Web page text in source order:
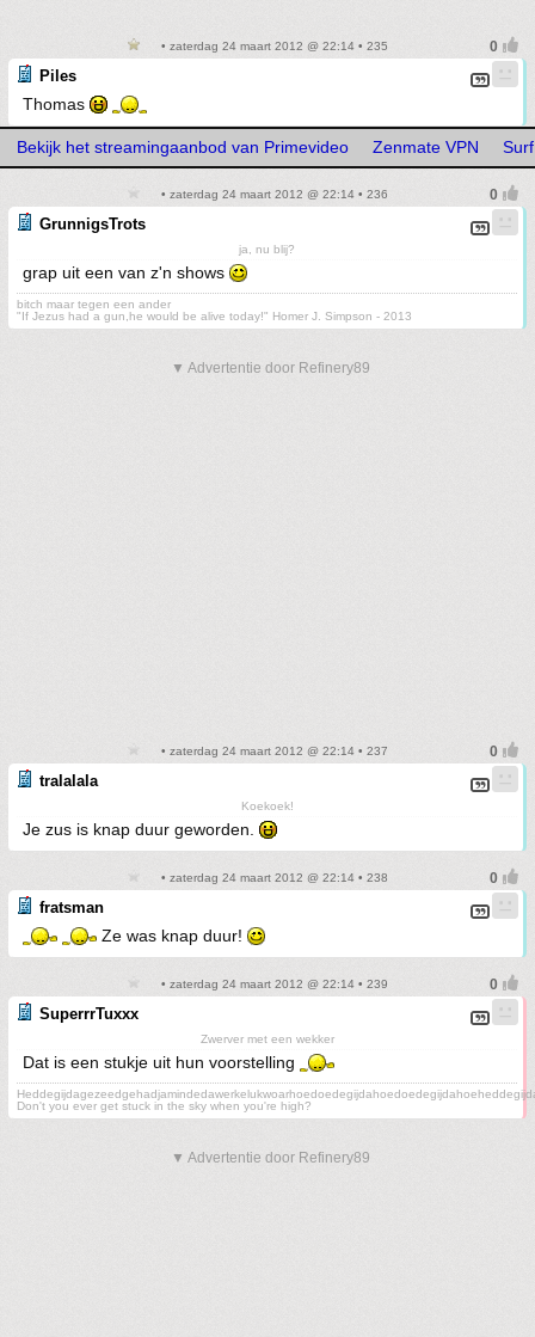
• zaterdag 24 maart 2012 @ 22:14 • 235
Piles
Thomas
Bekijk het streamingaanbod van Primevideo Zenmate VPN
• zaterdag 24 maart 2012 @ 22:14 • 236
GrunnigsTrots
ja, nu blij?
grap uit een van z'n shows
bitch maar tegen een ander
"If Jezus had a gun,he would be alive today!" Homer J. Simpson - 2013
▼ Advertentie door Refinery89
• zaterdag 24 maart 2012 @ 22:14 • 237
tralalala
Koekoek!
Je zus is knap duur geworden.
• zaterdag 24 maart 2012 @ 22:14 • 238
fratsman
Ze was knap duur!
• zaterdag 24 maart 2012 @ 22:14 • 239
SuperrrTuxxx
Zwerver met een wekker
Dat is een stukje uit hun voorstelling
Don't you ever get stuck in the sky when you're high?
▼ Advertentie door Refinery89